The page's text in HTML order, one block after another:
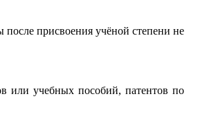
после присвоения учёной степени не
или учебных пособий, патентов по